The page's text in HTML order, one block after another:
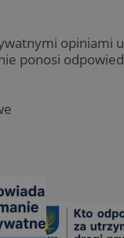
opiniami
ponosi